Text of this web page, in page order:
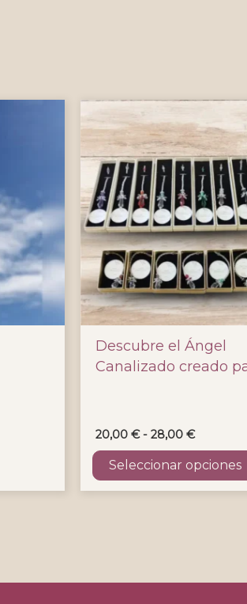
Descubre el Ángel
Canalizado creado
20,00€ - 28,00€Rango
de
precios:
desde
20,00 €
Seleccionar opciones
Este